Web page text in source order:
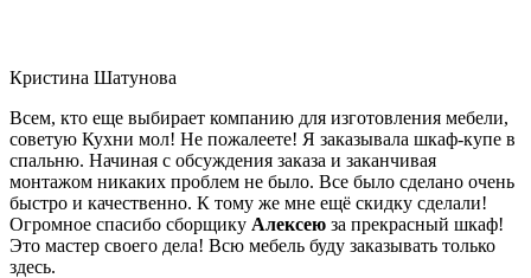
Кристина Шатунова
Всем, кто еще выбирает компанию для изготовления мебели,
советую Кухни мол! Не пожалеете! Я заказывала шкаф-купе в
спальню. Начиная с обсуждения заказа и заканчивая
монтажом никаких проблем не было. Все было сделано очень
быстро и качественно. К тому же мне ещё скидку сделали!
Огромное спасибо сборщику Алексею за прекрасный шкаф!
Это мастер своего дела! Всю мебель буду заказывать только
здесь.